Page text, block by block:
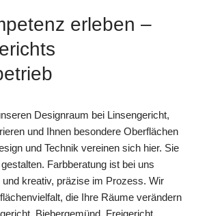
erleben –
Designraum bei Linsengericht,
und Ihnen besondere Oberflächen
und Technik vereinen sich hier. Sie
Farbberatung ist bei uns
kreativ, präzise im Prozess. Wir
die Ihre Räume verändern